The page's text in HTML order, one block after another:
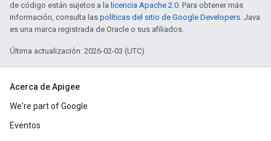
de código están sujetos a la licencia Apache 2.0. Para obtener más
información, consulta las políticas del sitio de Google Developers. Java
es una marca registrada de Oracle o sus afiliados.
Última actualización: 2026-02-03 (UTC)
Acerca de Apigee
We're part of Google
Eventos